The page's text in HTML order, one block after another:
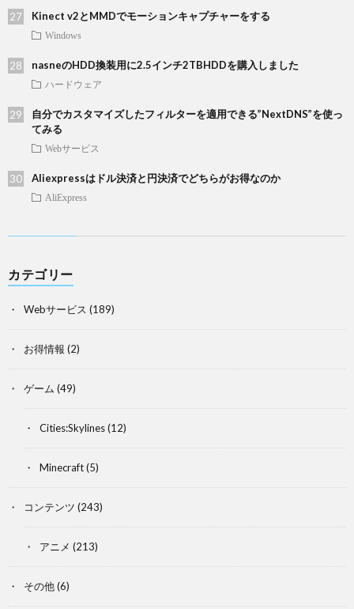
Kinect v2とMMDでモーションキャプチャーをする
Windows
nasneのHDD換装用に2.5インチ2TBHDDを購入しました
ハードウェア
自分でカスタマイズしたフィルターを適用できる”NextDNS”を使っ
てみる
Webサービス
Aliexpressはドル決済と円決済でどちらがお得なのか
AliExpress
カテゴリー
Webサービス (189)
お得情報 (2)
ゲーム (49)
Cities:Skylines(12)
Minecraft(5)
コンテンツ (243)
アニメ (213)
その他(6)